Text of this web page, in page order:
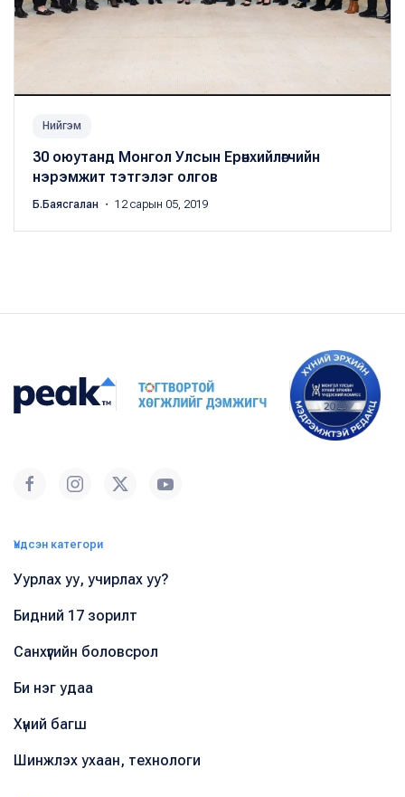
Нийгэм
30 оюутанд Монгол Улсын Ерөнхийлөгчийн
нэрэмжит тэтгэлэг олгов
Б.Баясгалан ・ 12 сарын 05, 2019
Үндсэн категори
Уурлах уу, учирлах уу?
Бидний 17 зорилт
Санхүүгийн боловсрол
Би нэг удаа
Хүний багш
Шинжлэх ухаан, технологи